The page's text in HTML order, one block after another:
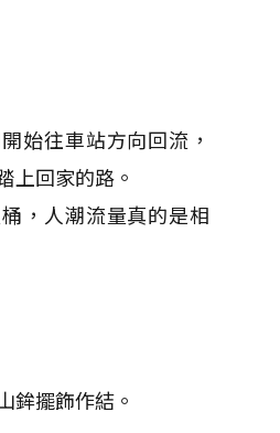
始往車站方向回流，
上回家的路。
，人潮流量真的是相
鉾擺飾作結。